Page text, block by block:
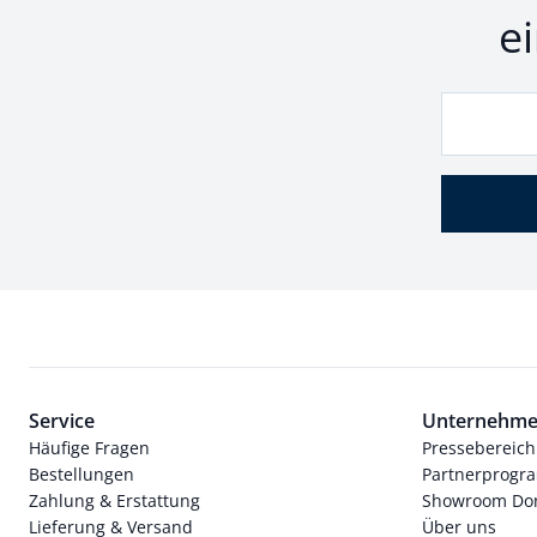
Service
Häufige Fragen
Bestellungen
Zahlung & Erstattung
Lieferung & Versand
Pressebereich
Showroom
Über uns